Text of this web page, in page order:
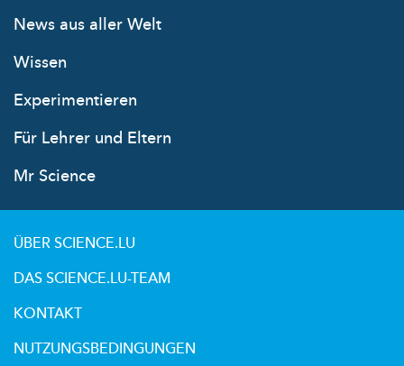
News aus aller Welt
Wissen
Experimentieren
Für Lehrer und Eltern
Mr Science
ÜBER SCIENCE.LU
DAS SCIENCE.LU-TEAM
KONTAKT
NUTZUNGSBEDINGUNGEN